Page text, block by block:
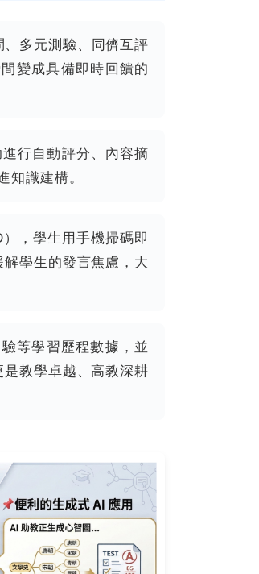
多元測驗、同儕互評
變成具備即時回饋的
行自動評分、內容摘
知識建構。
，學生用手機掃碼即
學生的發言焦慮，大
等學習歷程數據，並
教學卓越、高教深耕